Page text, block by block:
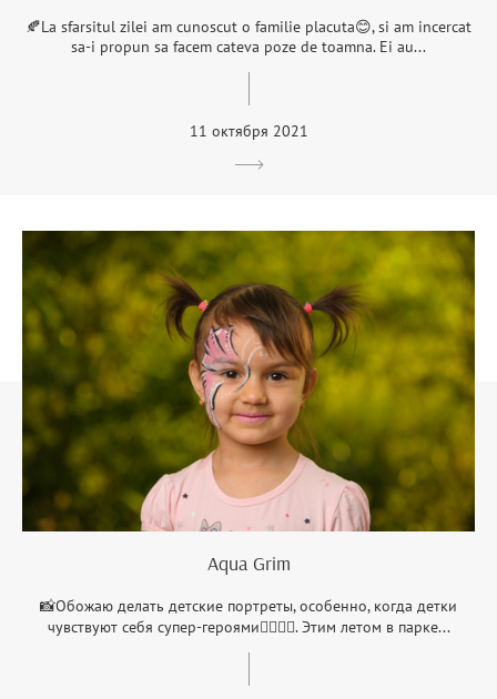
🍂La sfarsitul zilei am cunoscut o familie placuta😊, si am incercat
sa-i propun sa facem cateva poze de toamna. Ei au...
11 октября 2021
Aqua Grim
📸Обожаю делать детские портреты, особенно, когда детки
чувствуют себя супер-героями🦸‍♂️🧝‍♀️. Этим летом в парке...